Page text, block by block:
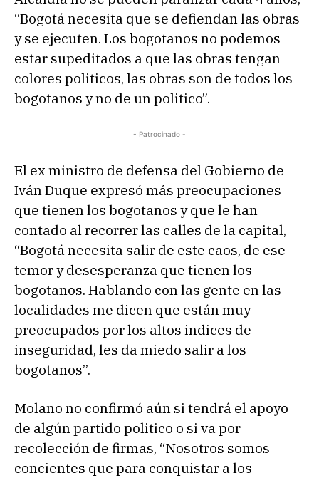
“Bogotá necesita que se defiendan las obras
y se ejecuten. Los bogotanos no podemos
estar supeditados a que las obras tengan
colores politicos, las obras son de todos los
bogotanos y no de un politico”.
- Patrocinado -
El ex ministro de defensa del Gobierno de
Iván Duque expresó más preocupaciones
que tienen los bogotanos y que le han
contado al recorrer las calles de la capital,
“Bogotá necesita salir de este caos, de ese
temor y desesperanza que tienen los
bogotanos. Hablando con las gente en las
localidades me dicen que están muy
preocupados por los altos indices de
inseguridad, les da miedo salir a los
bogotanos”.
Molano no confirmó aún si tendrá el apoyo
de algún partido politico o si va por
recolección de firmas, “Nosotros somos
concientes que para conquistar a los